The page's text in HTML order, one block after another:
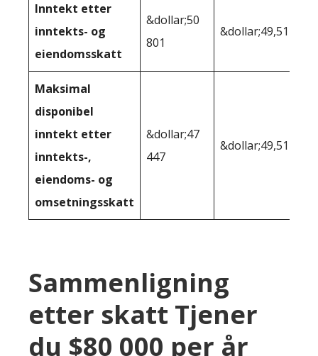
Inntekt etter
inntekts- og
eiendomsskatt
&dollar;50
801
&dollar;49,511
Maksimal
disponibel
inntekt etter
inntekts-,
eiendoms- og
omsetningsskatt
&dollar;47
447
&dollar;49,511
Sammenligning
etter skatt Tjener
du $80 000 per år